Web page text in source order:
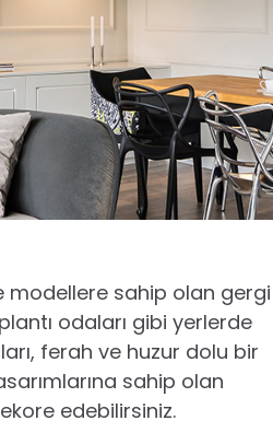
modellere sahip olan gergi
odaları gibi yerlerde
ferah ve huzur dolu bir
sahip olan
edebilirsiniz.